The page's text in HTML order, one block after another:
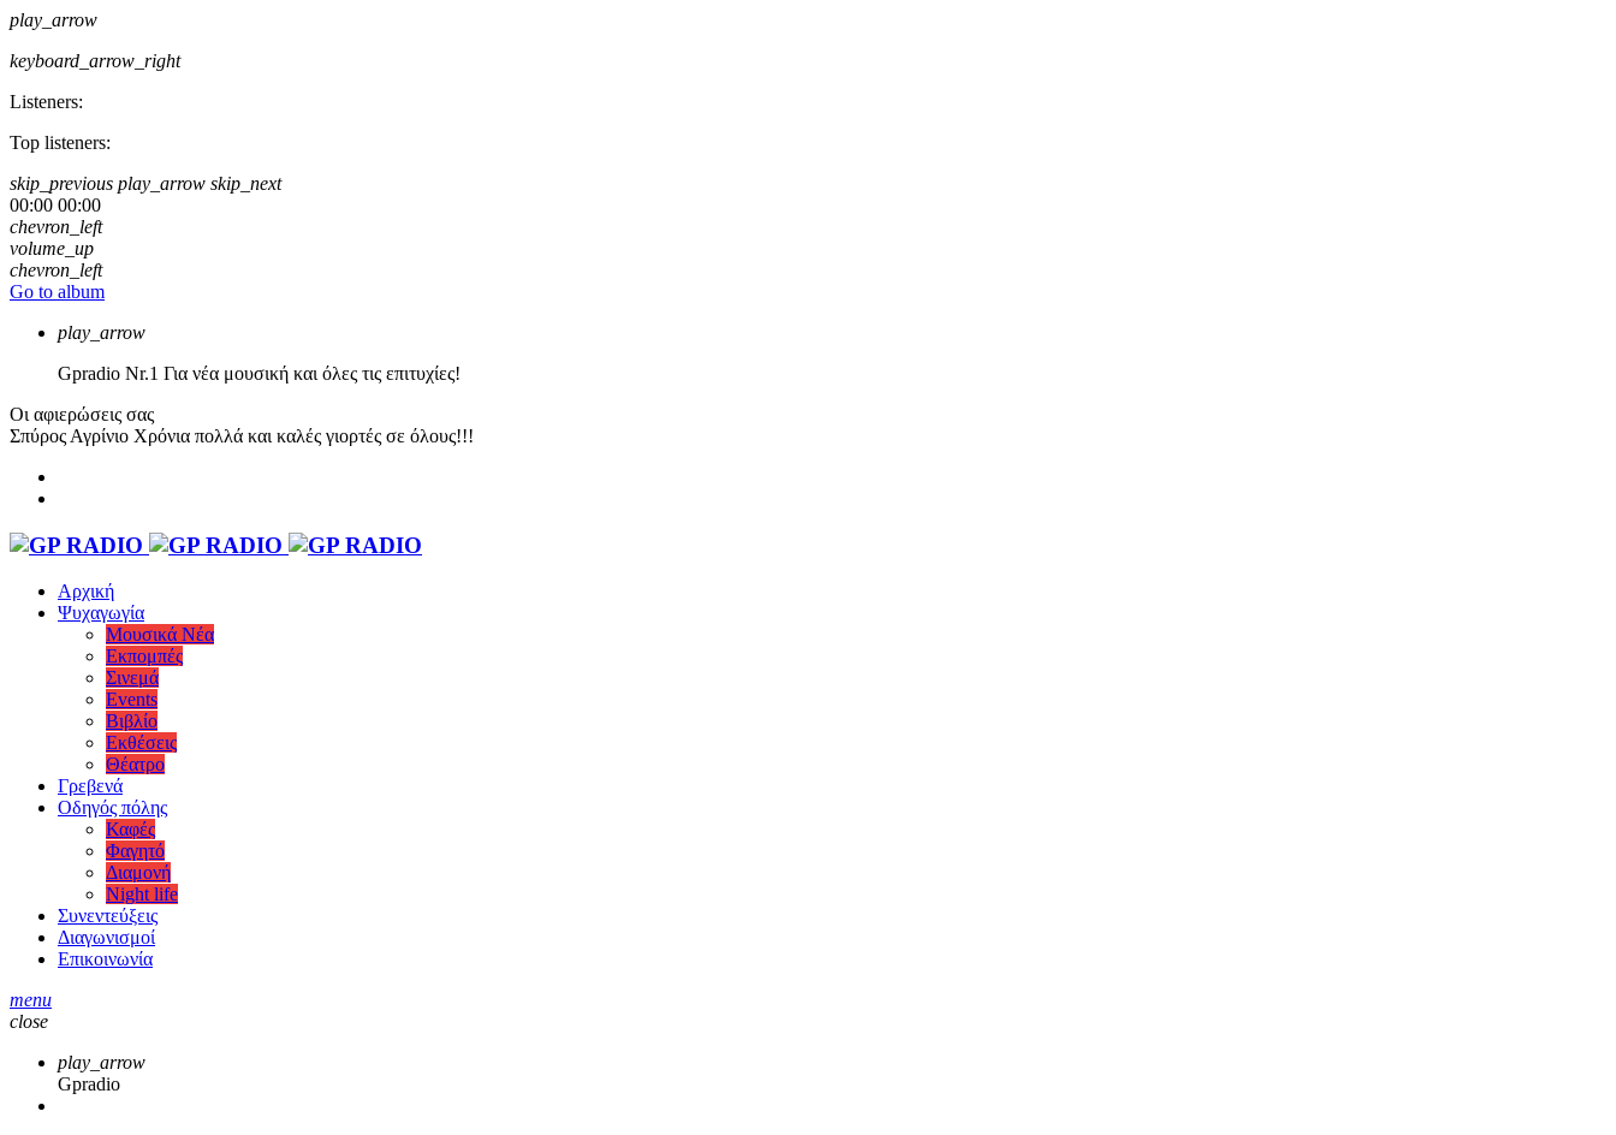
play_arrow
keyboard_arrow_right
Listeners:
Top listeners:
skip_previous play_arrow skip_next
00:00 00:00
chevron_left
volume_up
chevron_left
Go to album
play_arrow
Gpradio Nr.1 Για νέα μουσική και όλες τις επιτυχίες!
Οι αφιερώσεις σας
Σπύρος Αγρίνιο Χρόνια πολλά και καλές γιορτές σε όλους!!!
Αρχική
Ψυχαγωγία
Μουσικά Νέα
Εκπομπές
Σινεμά
Events
Βιβλίο
Εκθέσεις
Θέατρο
Γρεβενά
Οδηγός πόλης
Καφές
Φαγητό
Διαμονή
Night life
Συνεντεύξεις
Διαγωνισμοί
Επικοινωνία
menu
close
play_arrow
Gpradio